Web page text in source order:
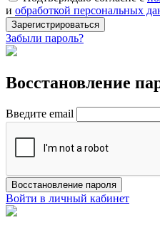
и обработкой персональных
Зарегистрироваться
Забыли пароль?
Восстановление
Введите email
Восстановление пароля
Войти в личный кабинет